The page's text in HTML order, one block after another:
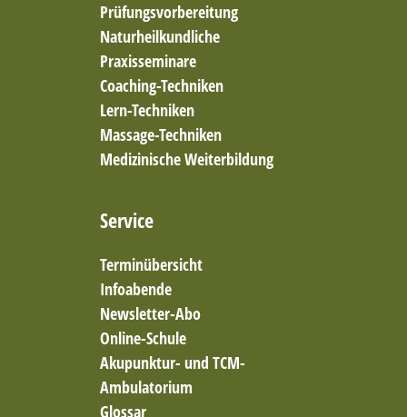
Prüfungsvorbereitung
Naturheilkundliche
Praxisseminare
Coaching-Techniken
Lern-Techniken
Massage-Techniken
Medizinische Weiterbildung
Service
Terminübersicht
Infoabende
Newsletter-Abo
Online-Schule
Akupunktur- und TCM-
Ambulatorium
Glossar